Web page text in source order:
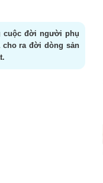
cuộc đời người phụ
ra đời dòng sản